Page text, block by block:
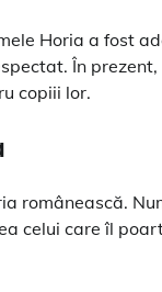
Horia a fost
În
copiii lor.
românească.
celui care îl